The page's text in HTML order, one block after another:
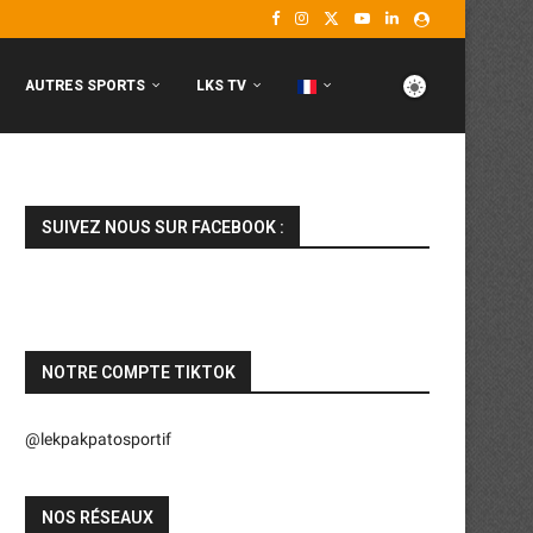
AUTRES SPORTS LKS TV
SUIVEZ NOUS SUR FACEBOOK :
NOTRE COMPTE TIKTOK
@lekpakpatosportif
NOS RÉSEAUX